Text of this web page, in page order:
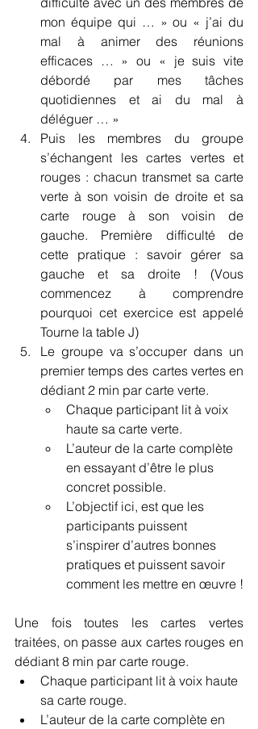
mon équipe qui … » ou « j’ai du
mal à animer des réunions
efficaces … » ou « je suis vite
débordé par mes tâches
quotidiennes et ai du mal à
déléguer … »
Puis les membres du groupe
s’échangent les cartes vertes et
rouges : chacun transmet sa carte
verte à son voisin de droite et sa
carte rouge à son voisin de
gauche. Première difficulté de
cette pratique : savoir gérer sa
gauche et sa droite ! (Vous
commencez à comprendre
pourquoi cet exercice est appelé
Tourne la table J)
Le groupe va s’occuper dans un
premier temps des cartes vertes en
dédiant 2 min par carte verte.
Chaque participant lit à voix
haute sa carte verte.
L’auteur de la carte complète
en essayant d’être le plus
concret possible.
L’objectif ici, est que les
participants puissent
s’inspirer d’autres bonnes
pratiques et puissent savoir
comment les mettre en œuvre !
Une fois toutes les cartes vertes
traitées, on passe aux cartes rouges en
dédiant 8 min par carte rouge.
Chaque participant lit à voix haute
sa carte rouge.
L’auteur de la carte complète en